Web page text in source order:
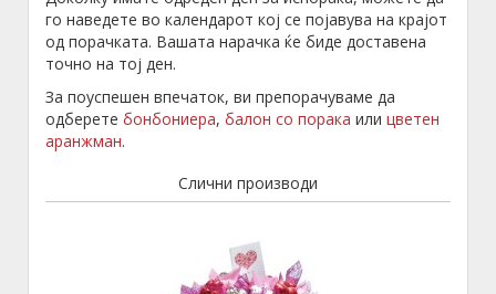
го наведете во календарот кој се појавува на крајот
од порачката. Вашата нарачка ќе биде доставена
точно на тој ден.
За поуспешен впечаток, ви препорачуваме да
одберете бонбониера, балон со порака или цветен
аранжман.
Слични производи